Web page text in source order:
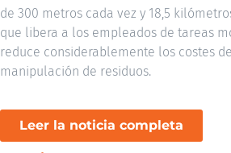
de 300 metros cada vez y 18,5
que libera a los empleados de tareas
reduce considerablemente los costes de
manipulación de residuos.
Leer la noticia completa